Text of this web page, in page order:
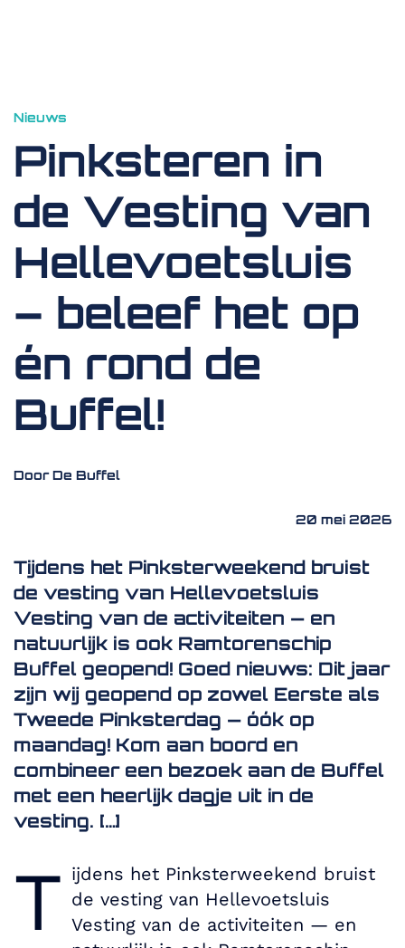
Nieuws
Pinksteren in
de Vesting van
Hellevoetsluis
– beleef het op
én rond de
Buffel!
Door De Buffel
20 mei 2026
Tijdens het Pinksterweekend bruist
de vesting van Hellevoetsluis
Vesting van de activiteiten — en
natuurlijk is ook Ramtorenschip
Buffel geopend! Goed nieuws: Dit jaar
zijn wij geopend op zowel Eerste als
Tweede Pinksterdag — óók op
maandag! Kom aan boord en
combineer een bezoek aan de Buffel
met een heerlijk dagje uit in de
vesting. […]
T ijdens het Pinksterweekend bruist
de vesting van Hellevoetsluis
Vesting van de activiteiten — en